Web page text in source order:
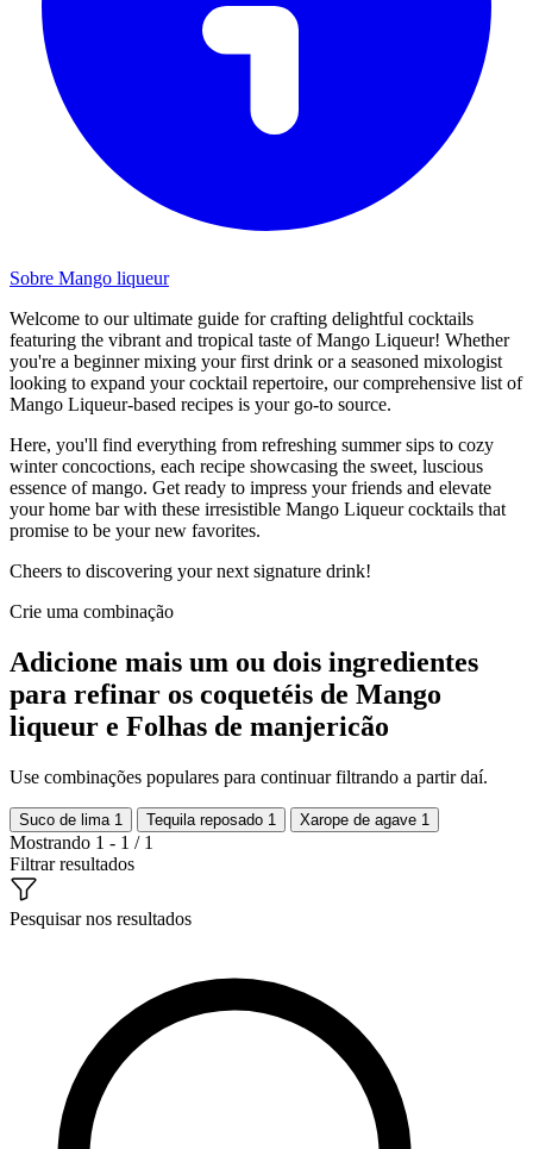
Sobre Mango liqueur
Welcome to our ultimate guide for crafting delightful cocktails
featuring the vibrant and tropical taste of Mango Liqueur! Whether
you're a beginner mixing your first drink or a seasoned mixologist
looking to expand your cocktail repertoire, our comprehensive list of
Mango Liqueur-based recipes is your go-to source.
Here, you'll find everything from refreshing summer sips to cozy
winter concoctions, each recipe showcasing the sweet, luscious
essence of mango. Get ready to impress your friends and elevate
your home bar with these irresistible Mango Liqueur cocktails that
promise to be your new favorites.
Cheers to discovering your next signature drink!
Crie uma combinação
Adicione mais um ou dois ingredientes
para refinar os coquetéis de Mango
liqueur e Folhas de manjericão
Use combinações populares para continuar filtrando a partir daí.
Suco de lima 1 Tequila reposado 1 Xarope de agave 1
Mostrando 1 - 1 / 1
Filtrar resultados
Pesquisar nos resultados